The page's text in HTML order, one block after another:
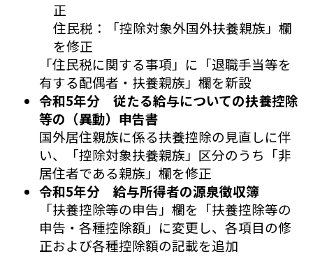
正
住民税：「控除対象外国外扶養親族」欄
を修正
「住民税に関する事項」に「退職手当等を
有する配偶者・扶養親族」欄を新設
令和5年分 従たる給与についての扶養控除
等の（異動）申告書
国外居住親族に係る扶養控除の見直しに伴
い、「控除対象扶養親族」区分のうち「非
居住者である親族」欄を修正
令和5年分 給与所得者の源泉徴収簿
「扶養控除等の申告」欄を「扶養控除等の
申告・各種控除額」に変更し、各項目の修
正および各種控除額の記載を追加